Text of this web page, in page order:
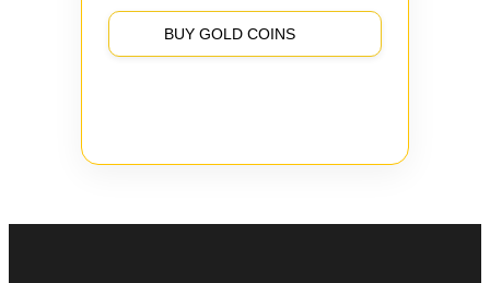
BUY GOLD COINS